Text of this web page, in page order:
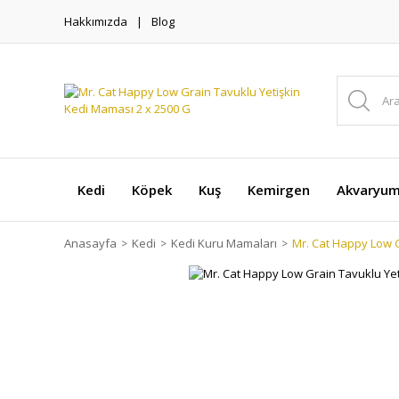
Hakkımızda Blog
Kedi Köpek Kuş Kemirgen Akvaryum
Anasayfa Kedi Kedi Kuru Mamaları Mr. Cat Happy Low